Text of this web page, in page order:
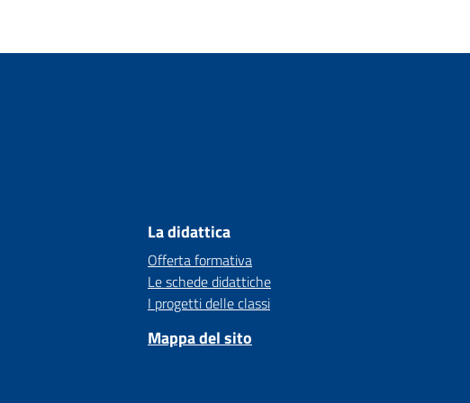
La didattica
Offerta formativa
Le schede didattiche
I progetti delle classi
Mappa del sito